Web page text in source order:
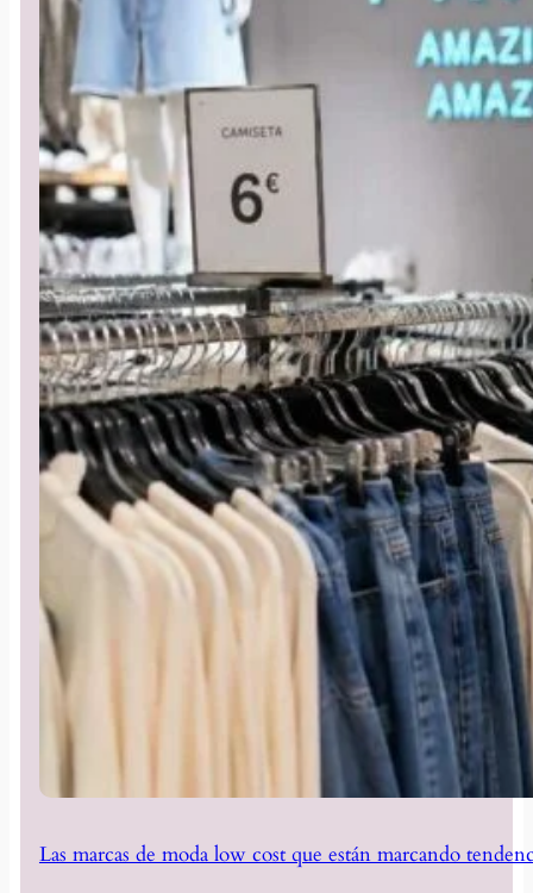
Las marcas de moda low cost que están marcando